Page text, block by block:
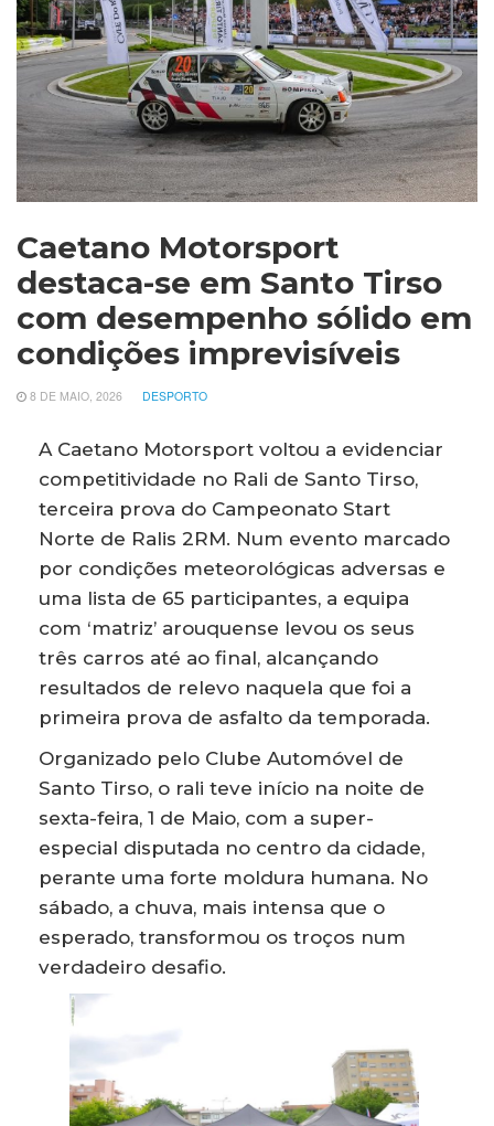
Caetano Motorsport
destaca-se em Santo Tirso
com desempenho sólido em
condições imprevisíveis
8 DE MAIO, 2026 DESPORTO
A Caetano Motorsport voltou a evidenciar
competitividade no Rali de Santo Tirso,
terceira prova do Campeonato Start
Norte de Ralis 2RM. Num evento marcado
por condições meteorológicas adversas e
uma lista de 65 participantes, a equipa
com ‘matriz’ arouquense levou os seus
três carros até ao final, alcançando
resultados de relevo naquela que foi a
primeira prova de asfalto da temporada.
Organizado pelo Clube Automóvel de
Santo Tirso, o rali teve início na noite de
sexta-feira, 1 de Maio, com a super-
especial disputada no centro da cidade,
perante uma forte moldura humana. No
sábado, a chuva, mais intensa que o
esperado, transformou os troços num
verdadeiro desafio.